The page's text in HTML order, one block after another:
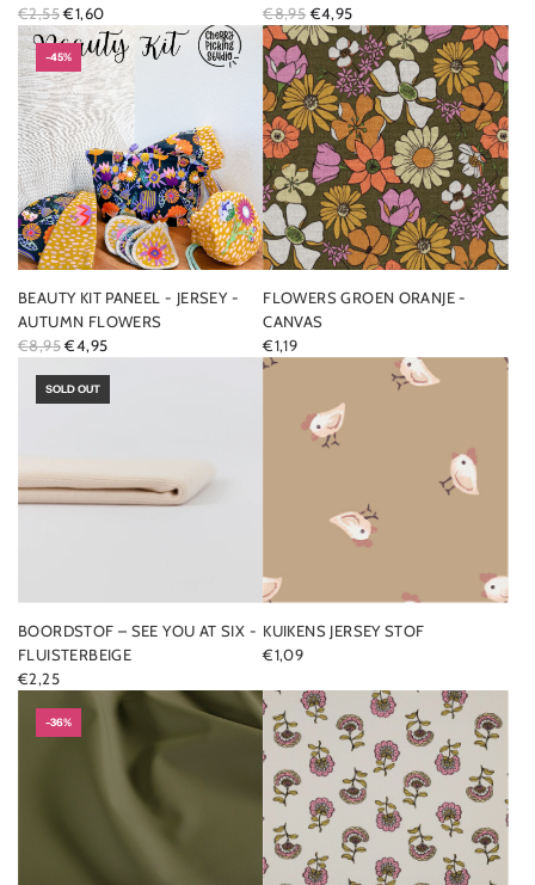
R
E
G
U
L
A
R
P
R
I
C
E
€2,55 €1,60
R
E
G
U
L
A
R
P
R
I
C
E
€8,95 €4,95
-45%
BEAUTY KIT PANEEL - JERSEY -
AUTUMN FLOWERS
R
R
P
E
€8,95 €4,95
FLOWERS GROEN ORANJE -
CANVAS
€1,19
SOLD OUT
BOORDSTOF – SEE YOU AT SIX -
FLUISTERBEIGE
€2,25
KUIKENS JERSEY STOF
€1,09
-36%